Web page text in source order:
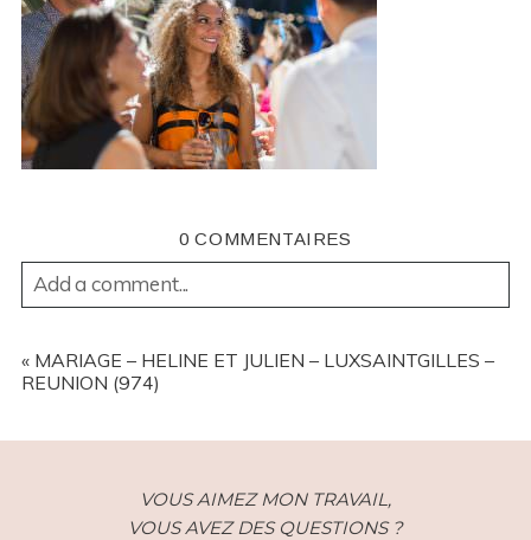
0 COMMENTAIRES
Add a comment...
REQUIRED FIELDS ARE MARKED *
« MARIAGE – HELINE ET JULIEN – LUXSAINTGILLES –
REUNION (974)
VOUS AIMEZ MON TRAVAIL,
VOUS AVEZ DES QUESTIONS ?